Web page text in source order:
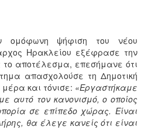
ομόφωνη ψήφιση του νέου
Ηρακλείου εξέφρασε την
το αποτέλεσμα, επεσήμανε ότι
απασχολούσε τη Δημοτική
και τόνισε: «Εργαστήκαμε
αυτό τον κανονισμό, ο οποίος
σε επίπεδο χώρας. Είναι
θα έλεγε κανείς ότι είναι